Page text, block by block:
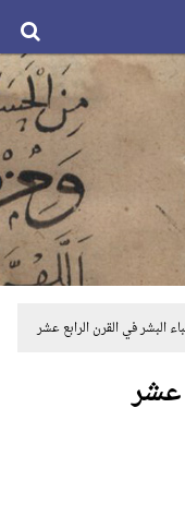
البشر في القرن الرابع عشر
عشر